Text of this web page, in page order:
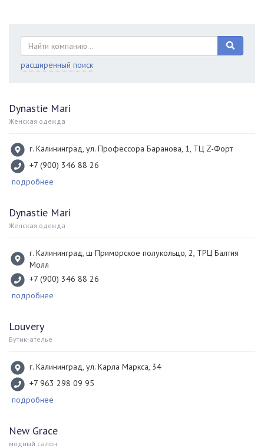
расширенный поиск
Dynastie Mari
Женская одежда
г. Калининград, ул. Профессора Баранова, 1, ТЦ Z-Форт
+7 (900) 346 88 26
подробнее
Dynastie Mari
Женская одежда
г. Калининград, ш Приморское полукольцо, 2, ТРЦ Балтия
Молл
+7 (900) 346 88 26
подробнее
Louvery
Бутик-ателье
г. Калининград, ул. Карла Маркса, 34
+7 963 298 09 95
подробнее
New Grace
модный салон